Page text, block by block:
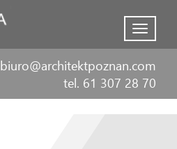
Menu
biuro@architektpoznan.com
tel. 61 307 28 70